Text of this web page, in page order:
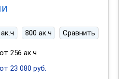
800 ак.ч Сравнить
от 256 ак.ч
от 23 080 руб.